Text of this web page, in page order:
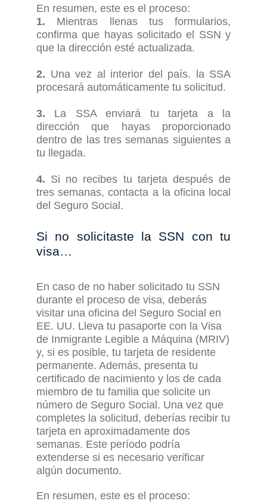
En resumen, este es el proceso:
1. Mientras llenas tus formularios,
confirma que hayas solicitado el SSN y
que la dirección esté actualizada.
2. Una vez al interior del país. la SSA
procesará automáticamente tu solicitud.
3. La SSA enviará tu tarjeta a la
dirección que hayas proporcionado
dentro de las tres semanas siguientes a
tu llegada.
4. Si no recibes tu tarjeta después de
tres semanas, contacta a la oficina local
del Seguro Social.
Si no solicitaste la SSN con tu
visa…
En caso de no haber solicitado tu SSN
durante el proceso de visa, deberás
visitar una oficina del Seguro Social en
EE. UU. Lleva tu pasaporte con la Visa
de Inmigrante Legible a Máquina (MRIV)
y, si es posible, tu tarjeta de residente
permanente. Además, presenta tu
certificado de nacimiento y los de cada
miembro de tu familia que solicite un
número de Seguro Social. Una vez que
completes la solicitud, deberías recibir tu
tarjeta en aproximadamente dos
semanas. Este período podría
extenderse si es necesario verificar
algún documento.
En resumen, este es el proceso: